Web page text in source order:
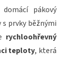
pákový
prvky běžnými
rychloohřevný
teploty, která